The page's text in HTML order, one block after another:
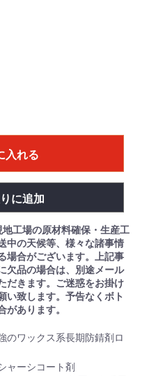
入れる
に追加
工場の原材料確保・生産工
中の天候等、様々な諸事情
場合がございます。上記事
欠品の場合は、別途メール
だきます。ご迷惑をお掛け
い致します。予告なくボト
あります。
のワックス系長期防錆剤ロ
ャーシコート剤